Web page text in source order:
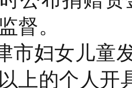
督。
市妇女儿童
以上的个人